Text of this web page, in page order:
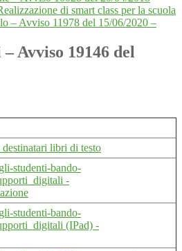
di smart class per la scuola
– Avviso 11978 del 15/06/2020 –
Avviso 19146 del
libri di testo
studenti-bando-
-
studenti-bando-
(IPad) -